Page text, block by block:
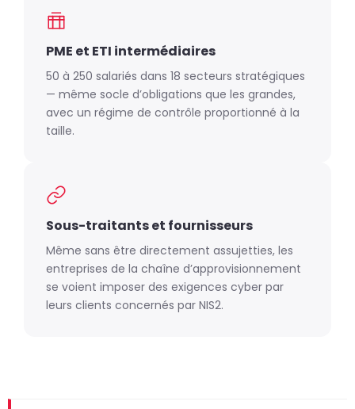
PME et ETI intermédiaires
50 à 250 salariés dans 18 secteurs stratégiques
— même socle d’obligations que les grandes,
avec un régime de contrôle proportionné à la
taille.
Sous-traitants et fournisseurs
Même sans être directement assujetties, les
entreprises de la chaîne d’approvisionnement
se voient imposer des exigences cyber par
leurs clients concernés par NIS2.